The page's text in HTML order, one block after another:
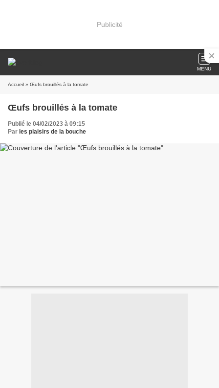
Publicité
MENU
Accueil » Œufs brouillés à la tomate
Œufs brouillés à la tomate
Publié le 04/02/2023 à 09:15
Par les plaisirs de la bouche